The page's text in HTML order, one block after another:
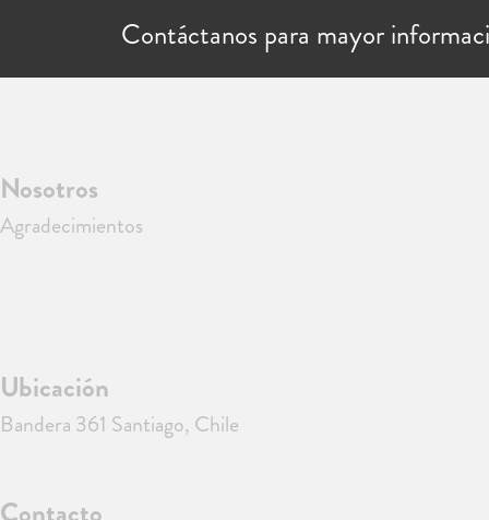
Contáctanos para mayor
Nosotros
Agradecimientos
Ubicación
Bandera 361 Santiago, Chile